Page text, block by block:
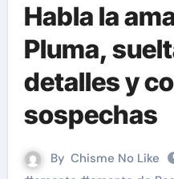
Habla la
Pluma,
detalles y
sospechas
By Chisme No Like